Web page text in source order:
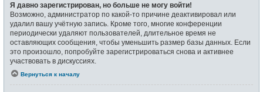
Я давно зарегистрирован, но больше не могу войти!
Возможно, администратор по какой-то причине деактивировал или
удалил вашу учётную запись. Кроме того, многие конференции
периодически удаляют пользователей, длительное время не
оставляющих сообщения, чтобы уменьшить размер базы данных. Если
это произошло, попробуйте зарегистрироваться снова и активнее
участвовать в дискуссиях.
Вернуться к началу